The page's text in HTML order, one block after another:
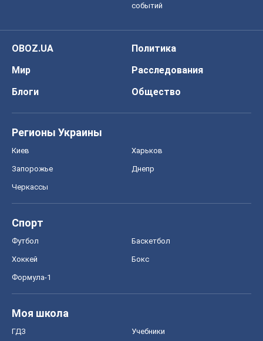
событий
OBOZ.UA
Политика
Мир
Расследования
Блоги
Общество
Регионы Украины
Киев Харьков
Запорожье Днепр
Черкассы
Спорт
Футбол Баскетбол
Хоккей Бокс
Формула-1
Моя школа
ГДЗ Учебники